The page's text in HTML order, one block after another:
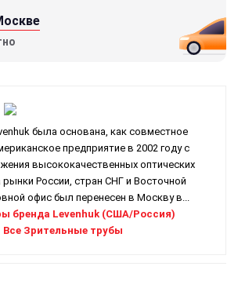
была основана, как совместное
предприятие в 2002 году с
высококачественных оптических
России, стран СНГ и Восточной
офис был перенесен в Москву в...
бренда Levenhuk (США/Россия)
Все Зрительные трубы